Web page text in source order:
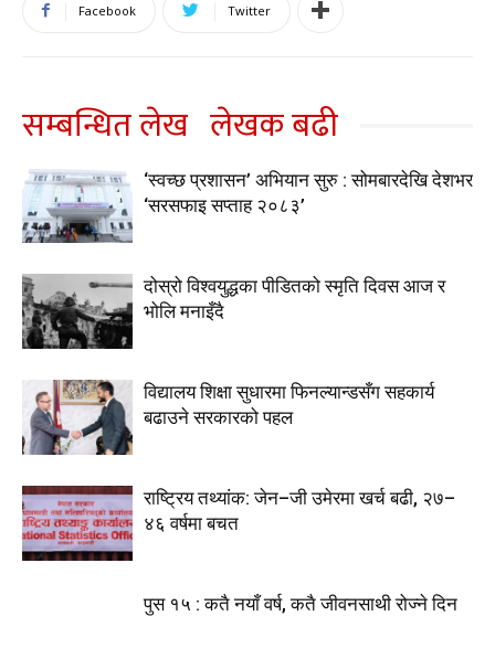
Facebook Twitter
सम्बन्धित लेख लेखक बढी
‘स्वच्छ प्रशासन’ अभियान सुरु : सोमबारदेखि देशभर
‘सरसफाइ सप्ताह २०८३’
दोस्रो विश्वयुद्धका पीडितको स्मृति दिवस आज र
भोलि मनाइँदै
विद्यालय शिक्षा सुधारमा फिनल्यान्डसँग सहकार्य
बढाउने सरकारको पहल
राष्ट्रिय तथ्यांक: जेन–जी उमेरमा खर्च बढी, २७–
४६ वर्षमा बचत
पुस १५ : कतै नयाँ वर्ष, कतै जीवनसाथी रोज्ने दिन